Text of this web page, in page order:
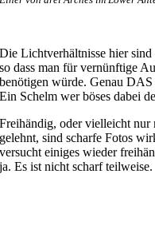
Die Lichtverhältnisse hier
so dass man für vernünftige
benötigen würde. Genau
Ein Schelm wer böses dabei
Freihändig, oder vielleicht nur
gelehnt, sind scharfe Fotos
versucht einiges wieder
ja. Es ist nicht scharf teilweise.